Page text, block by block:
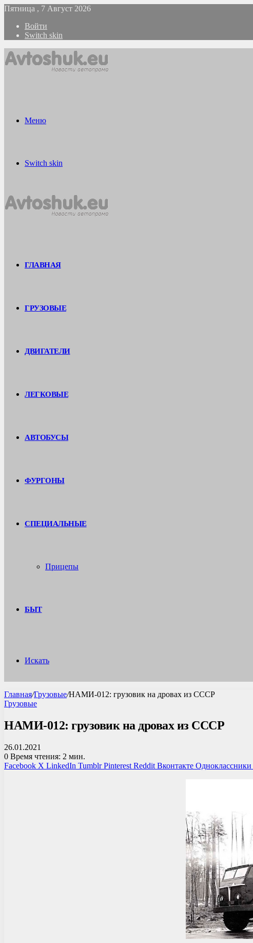
Пятница , 7 Август 2026
Войти
Switch skin
Меню
Switch skin
ГЛАВНАЯ
ГРУЗОВЫЕ
ДВИГАТЕЛИ
ЛЕГКОВЫЕ
АВТОБУСЫ
ФУРГОНЫ
СПЕЦИАЛЬНЫЕ
Прицепы
БЫТ
Искать
Главная/Грузовые/НАМИ-012: грузовик на дровах из СССР
Грузовые
НАМИ-012: грузовик на дровах из СССР
26.01.2021
0 Время чтения: 2 мин.
Facebook X LinkedIn Tumblr Pinterest Reddit Вконтакте Одноклассники